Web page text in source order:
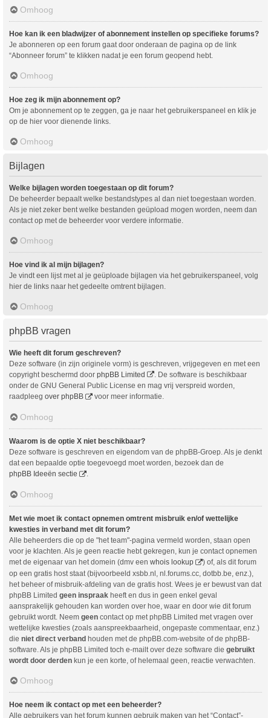
Omhoog
Hoe kan ik een bladwijzer of abonnement instellen op specifieke forums?
Je abonneren op een forum gaat door onderaan de pagina op de link
“Abonneer forum” te klikken nadat je een forum geopend hebt.
Omhoog
Hoe zeg ik mijn abonnement op?
Om je abonnement op te zeggen, ga je naar het gebruikerspaneel en klik je
op de hier voor dienende links.
Omhoog
Bijlagen
Welke bijlagen worden toegestaan op dit forum?
De beheerder bepaalt welke bestandstypes al dan niet toegestaan worden.
Als je niet zeker bent welke bestanden geüpload mogen worden, neem dan
contact op met de beheerder voor verdere informatie.
Omhoog
Hoe vind ik al mijn bijlagen?
Je vindt een lijst met al je geüploade bijlagen via het gebruikerspaneel, volg
hier de links naar het gedeelte omtrent bijlagen.
Omhoog
phpBB vragen
Wie heeft dit forum geschreven?
Deze software (in zijn originele vorm) is geschreven, vrijgegeven en met een
copyright beschermd door phpBB Limited
. De software is beschikbaar
onder de GNU General Public License en mag vrij verspreid worden,
raadpleeg over phpBB voor meer informatie.
Omhoog
Waarom is de optie X niet beschikbaar?
Deze software is geschreven en eigendom van de phpBB-Groep. Als je denkt
dat een bepaalde optie toegevoegd moet worden, bezoek dan de
phpBB Ideeën sectie
.
Omhoog
Met wie moet ik contact opnemen omtrent misbruik en/of wettelijke
kwesties in verband met dit forum?
Alle beheerders die op de "het team"-pagina vermeld worden, staan open
voor je klachten. Als je geen reactie hebt gekregen, kun je contact opnemen
met de eigenaar van het domein (dmv een whois lookup
) of, als dit forum
op een gratis host staat (bijvoorbeeld xsbb.nl, nl.forums.cc, dotbb.be, enz.),
het beheer of misbruik-afdeling van de gratis host. Wees je er bewust van dat
phpBB Limited geen inspraak heeft en dus in geen enkel geval
aansprakelijk gehouden kan worden over hoe, waar en door wie dit forum
gebruikt wordt. Neem geen contact op met phpBB Limited met vragen over
wettelijke kwesties (zoals aanspreekbaarheid, ongepaste commentaar, enz.)
die niet direct verband houden met de phpBB.com-website of de phpBB-
software. Als je phpBB Limited toch e-mailt over deze software die gebruikt
wordt door derden kun je een korte, of helemaal geen, reactie verwachten.
Omhoog
Hoe neem ik contact op met een beheerder?
Alle gebruikers van het forum kunnen gebruik maken van het “Contact”-